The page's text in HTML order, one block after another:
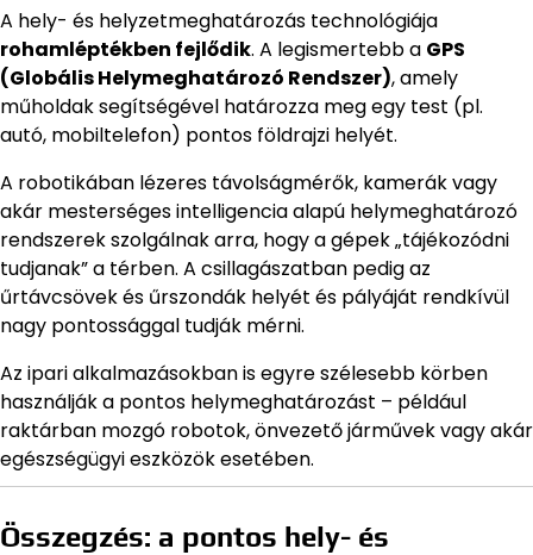
A hely- és helyzetmeghatározás technológiája
rohamléptékben fejlődik. A legismertebb a GPS
(Globális Helymeghatározó Rendszer), amely
műholdak segítségével határozza meg egy test (pl.
autó, mobiltelefon) pontos földrajzi helyét.
A robotikában lézeres távolságmérők, kamerák vagy
akár mesterséges intelligencia alapú helymeghatározó
rendszerek szolgálnak arra, hogy a gépek „tájékozódni
tudjanak” a térben. A csillagászatban pedig az
űrtávcsövek és űrszondák helyét és pályáját rendkívül
nagy pontossággal tudják mérni.
Az ipari alkalmazásokban is egyre szélesebb körben
használják a pontos helymeghatározást – például
raktárban mozgó robotok, önvezető járművek vagy akár
egészségügyi eszközök esetében.
Összegzés: a pontos hely- és